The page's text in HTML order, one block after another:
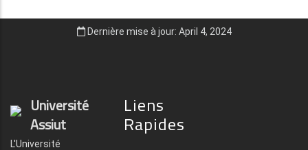
Dernière mise à jour: April 4, 2024
Université
Assiut
L'Université
Liens
Rapides